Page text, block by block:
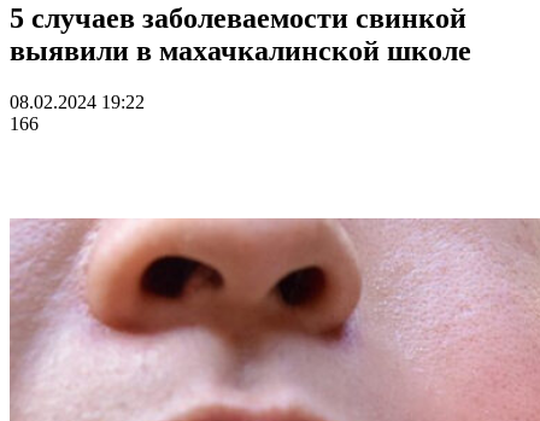
5 случаев заболеваемости свинкой
выявили в махачкалинской школе
08.02.2024 19:22
166